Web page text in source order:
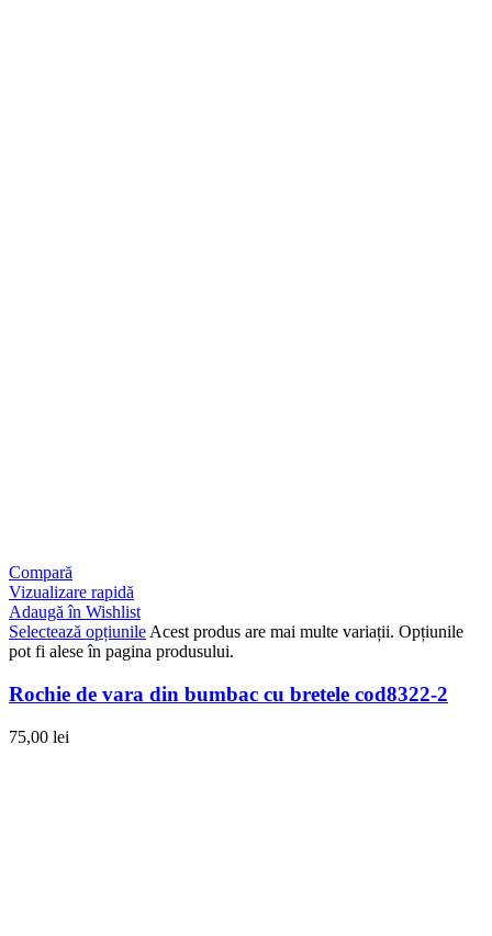
Compară
Vizualizare rapidă
Adaugă în Wishlist
Selectează opțiunile Acest produs are mai multe variații. Opțiunile
pot fi alese în pagina produsului.
Rochie de vara din bumbac cu bretele cod8322-2
75,00 lei